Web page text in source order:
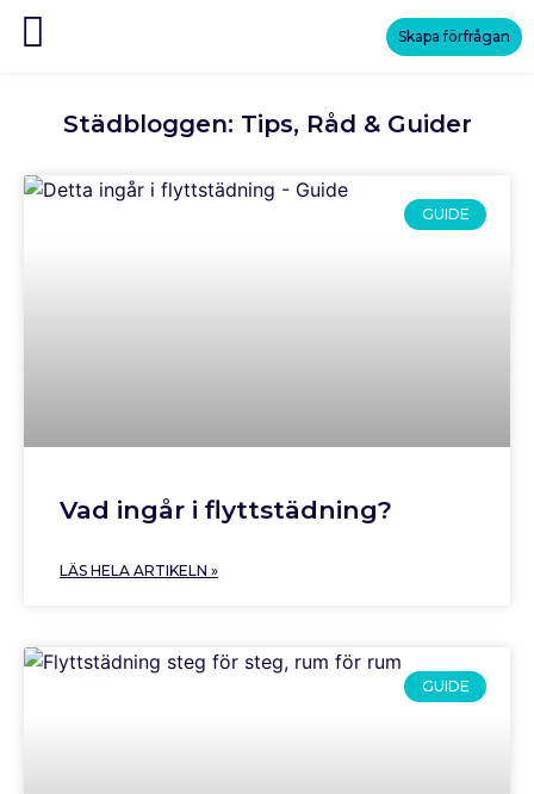
Skapa förfrågan
Städbloggen: Tips, Råd & Guider
GUIDE
Vad ingår i flyttstädning?
LÄS HELA ARTIKELN »
GUIDE